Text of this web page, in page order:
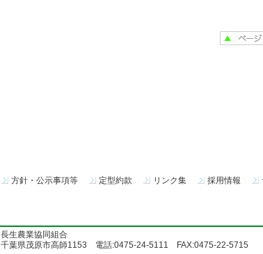
方針・公示事項等 定型約款 リンク集 採用情報
長生農業協同組合
千葉県茂原市高師1153 電話:0475-24-5111 FAX:0475-22-5715